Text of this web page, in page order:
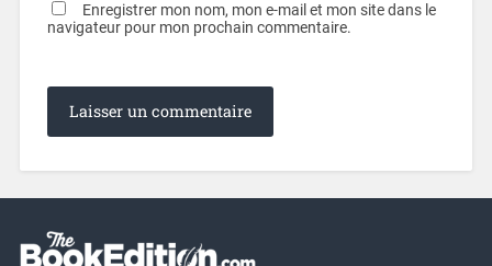
Enregistrer mon nom, mon e-mail et mon site dans le
navigateur pour mon prochain commentaire.